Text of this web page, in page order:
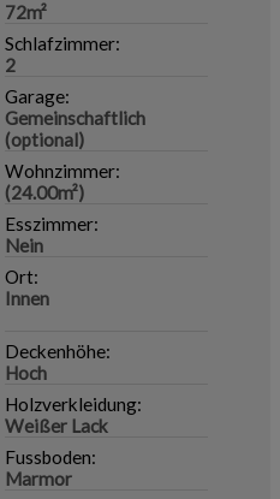
72m²
Schlafzimmer:
2
Garage:
Gemeinschaftlich
(optional)
Wohnzimmer:
(24.00m²)
Esszimmer:
Nein
Ort:
Innen
Deckenhöhe:
Hoch
Holzverkleidung:
Weißer Lack
Fussboden:
Marmor